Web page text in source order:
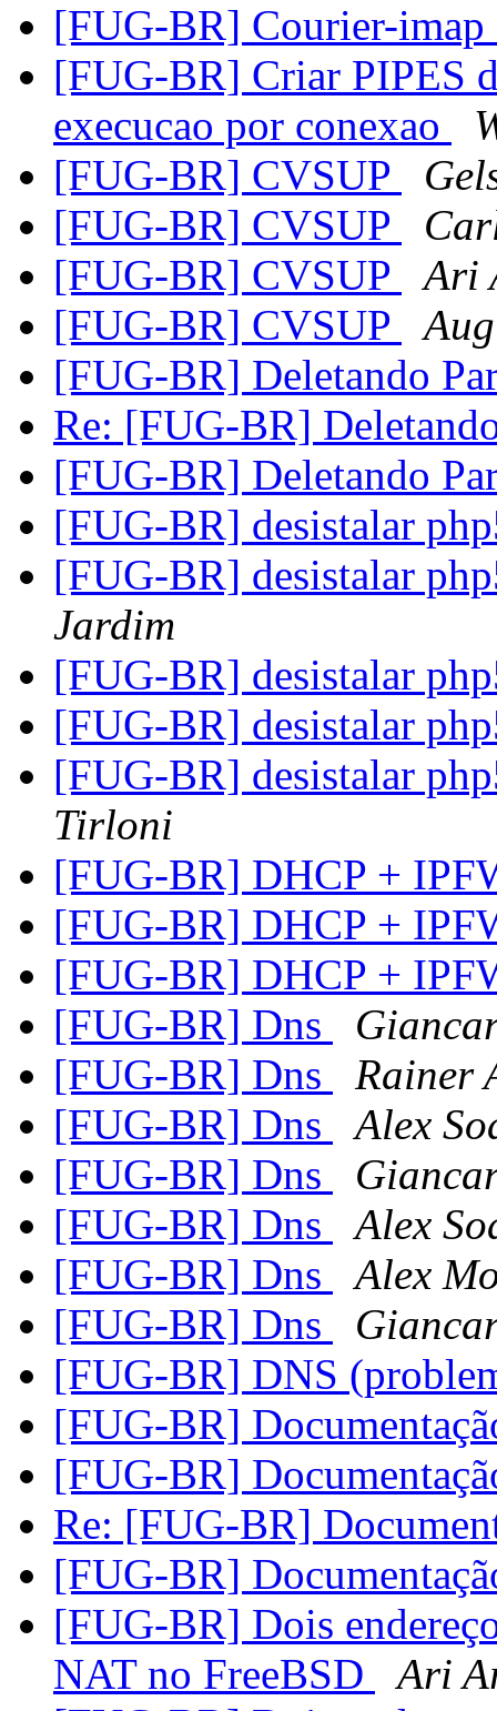
[FUG-BR] Courier-
[FUG-BR] Criar PIPES
execucao por conexao
[FUG-BR] CVSUP
[FUG-BR] CVSUP
[FUG-BR] CVSUP
Ari
[FUG-BR] CVSUP
[FUG-BR] Deletando
Re: [FUG-BR]
[FUG-BR] Deletando
[FUG-BR] desistalar
[FUG-BR] desistalar
Jardim
[FUG-BR] desistalar
[FUG-BR] desistalar
[FUG-BR] desistalar
Tirloni
[FUG-BR] DHCP +
[FUG-BR] DHCP +
[FUG-BR] DHCP +
[FUG-BR] Dns
[FUG-BR] Dns
Rainer
[FUG-BR] Dns
Alex
[FUG-BR] Dns
[FUG-BR] Dns
Alex
[FUG-BR] Dns
Alex
[FUG-BR] Dns
[FUG-BR] DNS
[FUG-BR]
[FUG-BR]
Re: [FUG-BR]
[FUG-BR]
[FUG-BR] Dois
NAT no FreeBSD
Ari